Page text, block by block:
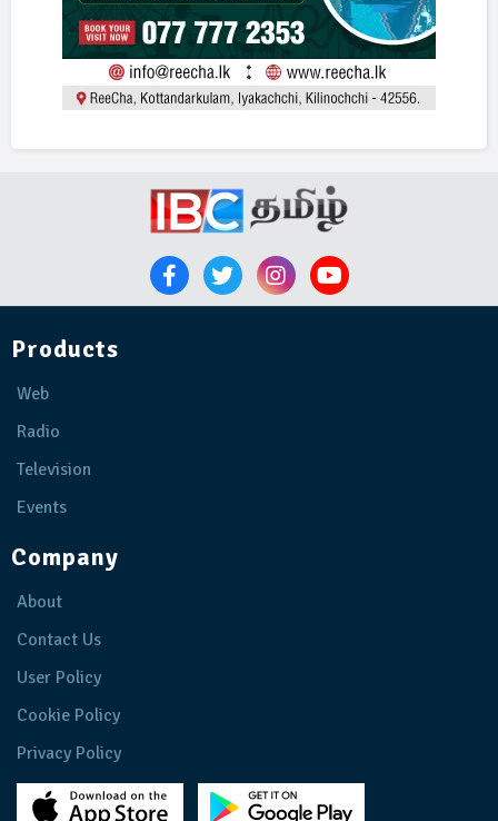
Products
Web
Radio
Television
Events
Company
About
Contact Us
User Policy
Cookie Policy
Privacy Policy